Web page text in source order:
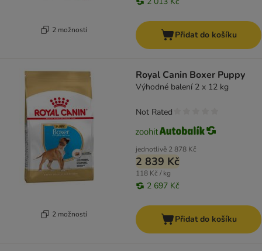
2 možností Přidat do košíku
2 možností
Royal Canin Boxer Puppy
Výhodné balení 2 x 12 kg
jednotlivě 2 878 Kč
2 839 Kč
118 Kč / kg
2 697 Kč
Not Rated
Přidat do košíku